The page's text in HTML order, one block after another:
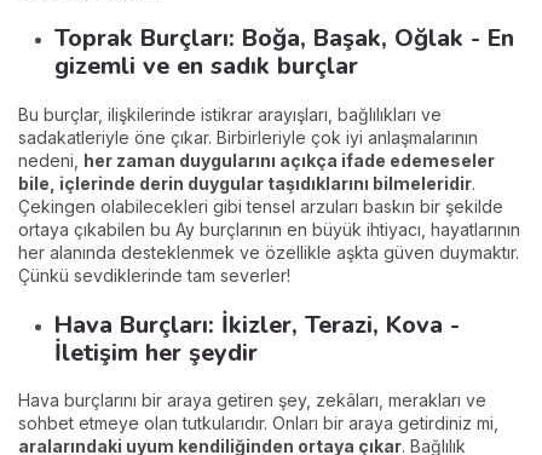
Toprak Burçları: Boğa, Başak, Oğlak - En
gizemli ve en sadık burçlar
Bu burçlar, ilişkilerinde istikrar arayışları, bağlılıkları ve
sadakatleriyle öne çıkar. Birbirleriyle çok iyi anlaşmalarının
nedeni, her zaman duygularını açıkça ifade edemeseler
bile, içlerinde derin duygular taşıdıklarını bilmeleridir.
Çekingen olabilecekleri gibi tensel arzuları baskın bir şekilde
ortaya çıkabilen bu Ay burçlarının en büyük ihtiyacı, hayatlarının
her alanında desteklenmek ve özellikle aşkta güven duymaktır.
Çünkü sevdiklerinde tam severler!
Hava Burçları: İkizler, Terazi, Kova -
İletişim her şeydir
Hava burçlarını bir araya getiren şey, zekâları, merakları ve
sohbet etmeye olan tutkularıdır. Onları bir araya getirdiniz mi,
aralarındaki uyum kendiliğinden ortaya çıkar. Bağlılık